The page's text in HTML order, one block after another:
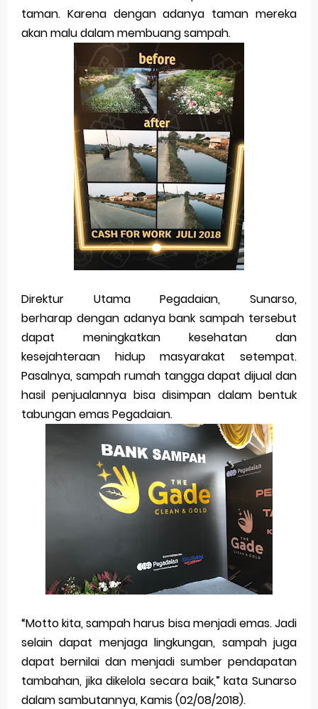
taman. Karena dengan adanya taman mereka
akan malu dalam membuang sampah.
Direktur Utama Pegadaian, Sunarso,
berharap dengan adanya bank sampah tersebut
dapat meningkatkan kesehatan dan
kesejahteraan hidup masyarakat setempat.
Pasalnya, sampah rumah tangga dapat dijual dan
hasil penjualannya bisa disimpan dalam bentuk
tabungan emas Pegadaian.
“Motto kita, sampah harus bisa menjadi emas. Jadi
selain dapat menjaga lingkungan, sampah juga
dapat bernilai dan menjadi sumber pendapatan
tambahan, jika dikelola secara baik,” kata Sunarso
dalam sambutannya, Kamis (02/08/2018).